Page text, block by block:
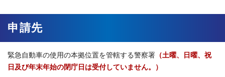
申請先
緊急自動車の使用の本拠位置を管轄する警察署 （土曜、日曜、祝
日及び年末年始の閉庁日は受付していません。）